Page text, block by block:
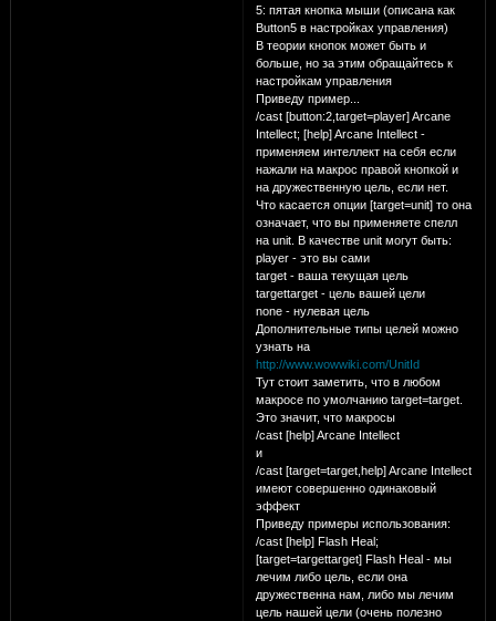
5: пятая кнопка мыши (описана как
Button5 в настройках управления)
В теории кнопок может быть и
больше, но за этим обращайтесь к
настройкам управления
Приведу пример...
/cast [button:2,target=player] Arcane
Intellect; [help] Arcane Intellect -
применяем интеллект на себя если
нажали на макрос правой кнопкой и
на дружественную цель, если нет.
Что касается опции [target=unit] то она
означает, что вы применяете спелл
на unit. В качестве unit могут быть:
player - это вы сами
target - ваша текущая цель
targettarget - цель вашей цели
none - нулевая цель
Дополнительные типы целей можно
узнать на
http://www.wowwiki.com/UnitId
Тут стоит заметить, что в любом
макросе по умолчанию target=target.
Это значит, что макросы
/cast [help] Arcane Intellect
и
/cast [target=target,help] Arcane Intellect
имеют совершенно одинаковый
эффект
Приведу примеры использования:
/cast [help] Flash Heal;
[target=targettarget] Flash Heal - мы
лечим либо цель, если она
дружественна нам, либо мы лечим
цель нашей цели (очень полезно